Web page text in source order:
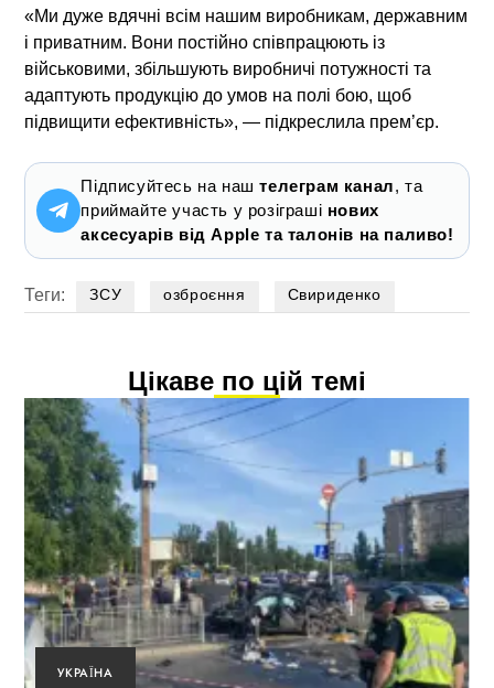
«Ми дуже вдячні всім нашим виробникам, державним
і приватним. Вони постійно співпрацюють із
військовими, збільшують виробничі потужності та
адаптують продукцію до умов на полі бою, щоб
підвищити ефективність», — підкреслила прем’єр.
Підписуйтесь на наштелеграм канал, та
приймайте участь у розіграші нових
аксесуарів від Apple та талонів на паливо!
Теги: ЗСУ озброєння Свириденко
Цікаве по цій темі
УКРАЇНА